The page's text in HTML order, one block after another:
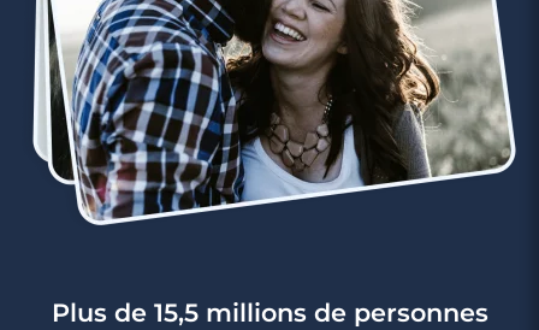
Plus de 15,5 millions de personnes